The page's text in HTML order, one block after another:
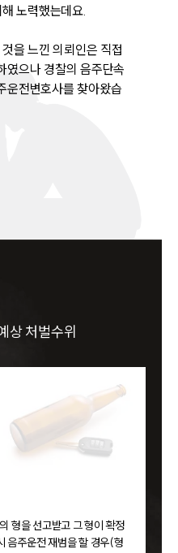
노력했는데요.
을 느낀 의뢰인은 직접
였으나 경찰의 음주단속
운전변호사를 찾아왔습
상 처벌수위
형을 선고받고 그 형이 확정
음주운전 재범을 할 경우(형